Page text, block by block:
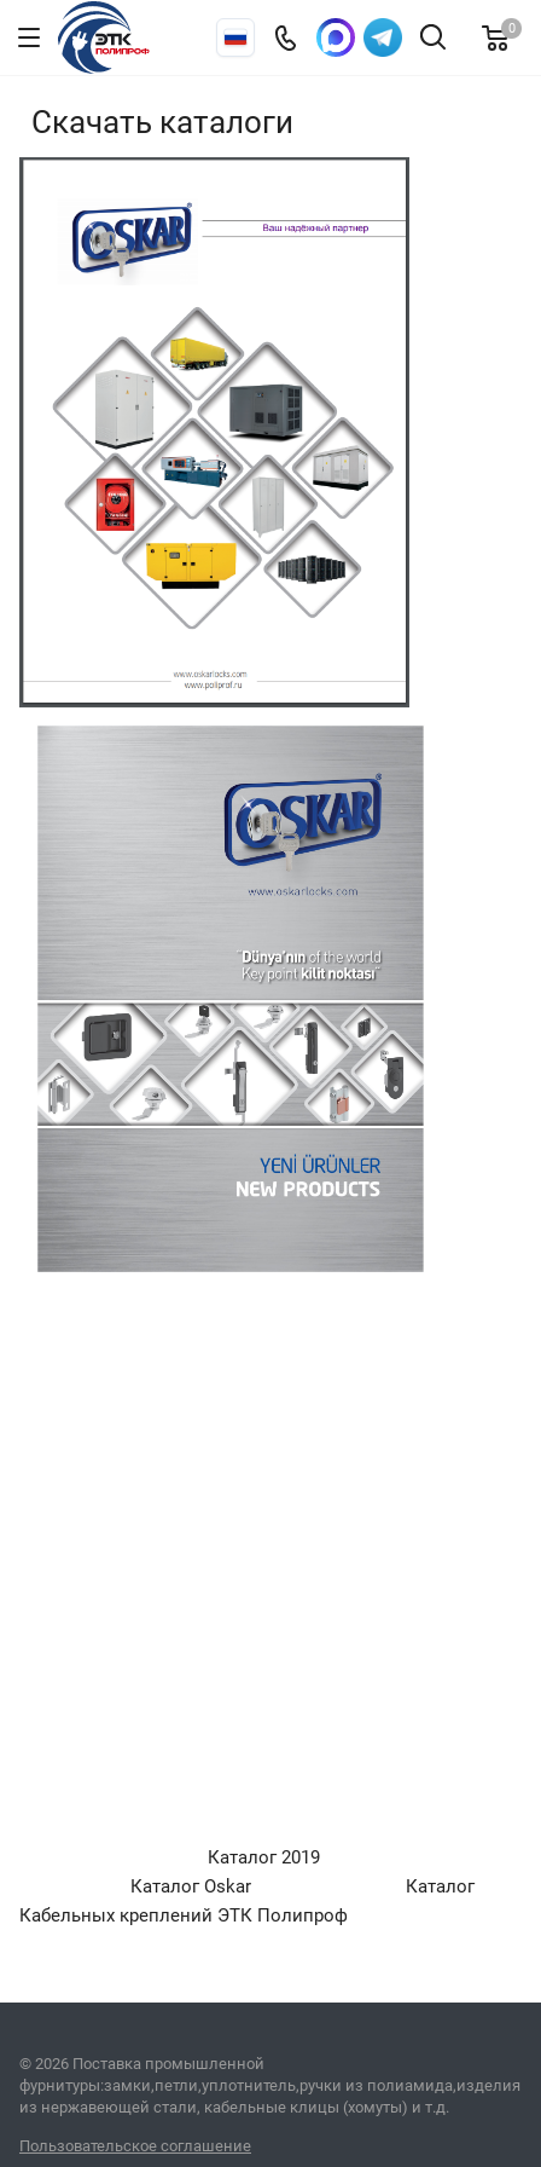
0
Скачать каталоги
Каталог 2019
Каталог Oskar Каталог
Кабельных креплений ЭТК Полипроф
© 2026 Поставка промышленной
фурнитуры:замки,петли,уплотнитель,ручки из полиамида,изделия
из нержавеющей стали, кабельные клицы (хомуты) и т.д.
Пользовательское соглашение